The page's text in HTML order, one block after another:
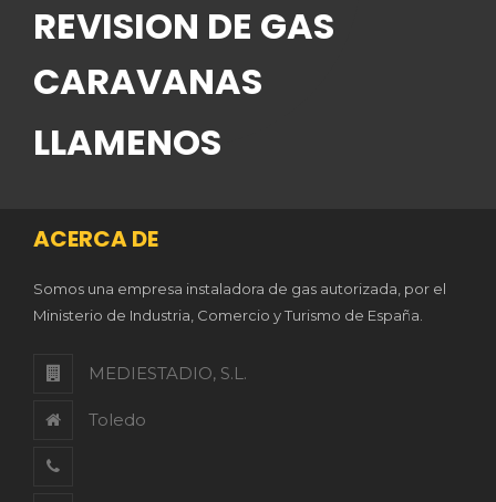
REVISION DE GAS
CARAVANAS
LLAMENOS
ACERCA DE
Somos una empresa instaladora de gas autorizada, por el
Ministerio de Industria, Comercio y Turismo de España.
MEDIESTADIO, S.L.
Toledo